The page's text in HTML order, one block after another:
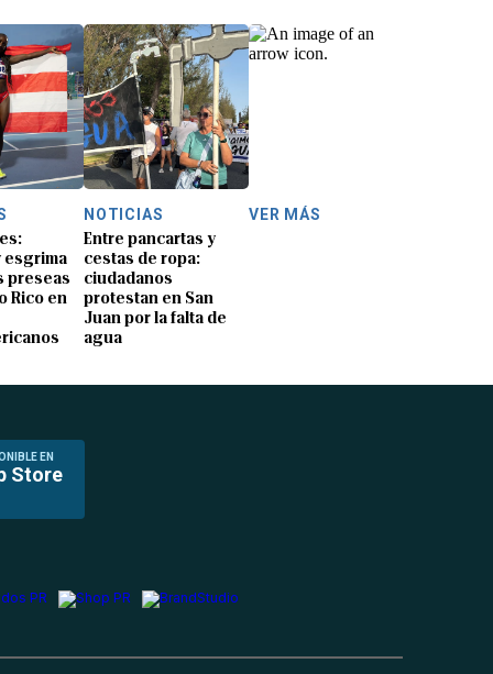
esgrima
preseas
Rico en
NOTICIAS
Entre pancartas y
cestas de ropa:
ciudadanos
protestan en San
Juan por la falta de
agua
VER MÁS
EN
Store